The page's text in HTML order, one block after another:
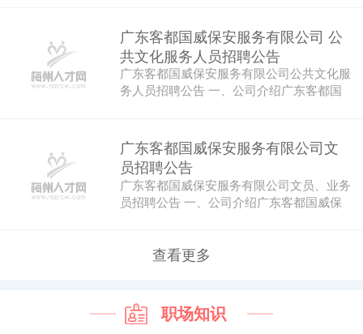
广东客都国威保安服务有限公司 公
共文化服务人员招聘公告
广东客都国威保安服务有限公司公共文化服
务人员招聘公告 一、公司介绍广东客都国
广东客都国威保安服务有限公司文
员招聘公告
广东客都国威保安服务有限公司文员、业务
员招聘公告 一、公司介绍广东客都国威保
查看更多
职场知识